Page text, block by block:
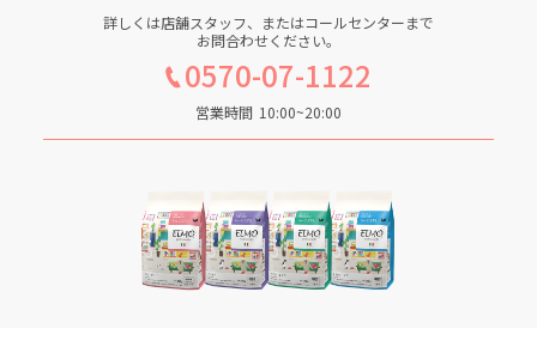
詳しくは店舗スタッフ、またはコールセンターまで
お問合わせください。
0570-07-1122
営業時間 10:00~20:00